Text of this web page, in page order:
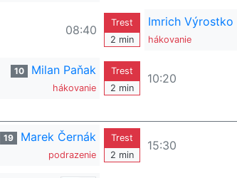
08:40
Trest
2 min
Imrich Výrostko
hákovanie
10 Milan Paňak
hákovanie
Trest
2 min
10:20
19 Marek Černák
podrazenie
Trest
2 min
15:30